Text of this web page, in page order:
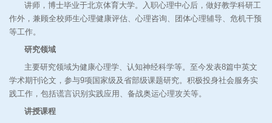
讲师，博士毕业于北京体育大学。入职心理中心后，做好教学科研工
作外，兼顾全校师生心理健康评估、心理咨询、团体心理辅导、危机干预
等工作。
研究领域
主要研究领域为健康心理学、认知神经科学等。至今发表8篇中英文
学术期刊论文，参与9项国家级及省部级课题研究。积极投身社会服务实
践工作，包括谎言识别实践应用、备战奥运心理攻关等。
讲授课程